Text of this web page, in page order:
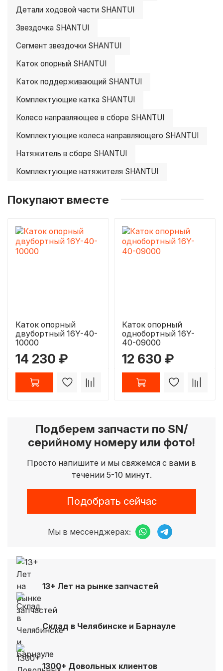
Детали ходовой части SHANTUI
Звездочка SHANTUI
Сегмент звездочки SHANTUI
Каток опорный SHANTUI
Каток поддерживающий SHANTUI
Комплектующие катка SHANTUI
Колесо направляющее в сборе SHANTUI
Комплектующие колеса направляющего SHANTUI
Натяжитель в сборе SHANTUI
Комплектующие натяжителя SHANTUI
Покупают вместе
Каток опорный
двубортный 16Y-40-
10000
14 230 ₽
Каток опорный
однобортный 16Y-
40-09000
12 630 ₽
Подберем запчасти по SN/
серийному номеру или фото!
Просто напишите и мы свяжемся с вами в
течении 5-10 минут.
Подобрать сейчас
Мы в мессенджерах:
13+ Лет на рынке запчастей
Склад в Челябинске и Барнауле
1300+ Довольных клиентов